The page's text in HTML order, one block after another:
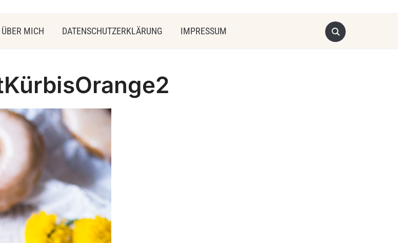
ÜBER MICH DATENSCHUTZERKLÄRUNG IMPRESSUM